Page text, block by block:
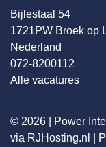
Bijlestaal 54
1721PW Broek op
Nederland
072-8200112
Alle vacatures
© 2026 | Power
via RJHosting.nl